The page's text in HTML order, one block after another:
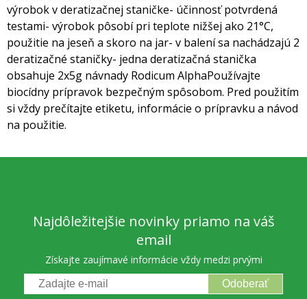
výrobok v deratizačnej staničke- účinnosť potvrdená
testami- výrobok pôsobí pri teplote nižšej ako 21°C,
použitie na jeseň a skoro na jar- v balení sa nachádzajú 2
deratizačné staničky- jedna deratizačná stanička
obsahuje 2x5g návnady Rodicum AlphaPoužívajte
biocídny prípravok bezpečným spôsobom. Pred použitím
si vždy prečítajte etiketu, informácie o prípravku a návod
na použitie.
Najdôležitejšie novinky priamo na váš
email
Získajte zaujímavé informácie vždy medzi prvými
Odoberať